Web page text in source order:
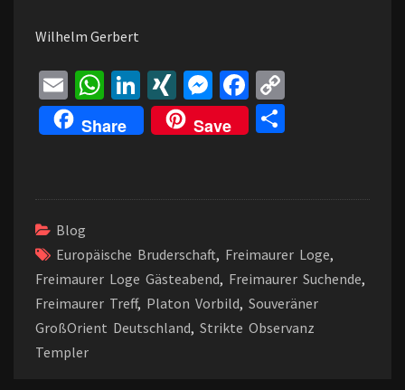
Wilhelm Gerbert
E
m
ai
W
h
at
p
Li
n
ke
n
XI
N
G
M
es
se
ge
Fa
ce
b
o
Li
k
Share Save
n
Blog
Europäische Bruderschaft, Freimaurer Loge,
Freimaurer Loge Gästeabend, Freimaurer Suchende,
Freimaurer Treff, Platon Vorbild, Souveräner
GroßOrient Deutschland, Strikte Observanz
Templer